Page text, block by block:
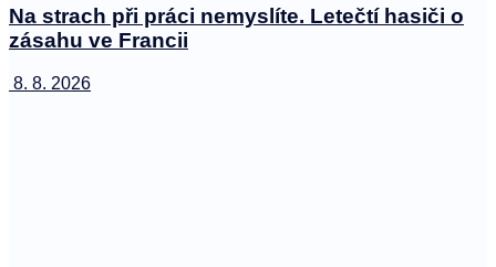
Na strach při práci nemyslíte. Letečtí hasiči o
zásahu ve Francii
8. 8. 2026